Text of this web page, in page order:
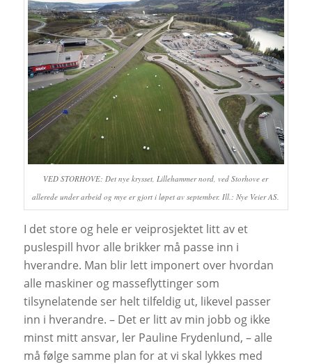
VED STORHOVE: Det nye krysset, Lillehammer nord, ved Storhove er
allerede under arbeid og mye er gjort i løpet av september. Ill.: Nye Veier AS.
I det store og hele er veiprosjektet litt av et
puslespill hvor alle brikker må passe inn i
hverandre. Man blir lett imponert over hvordan
alle maskiner og masseflyttinger som
tilsynelatende ser helt tilfeldig ut, likevel passer
inn i hverandre. – Det er litt av min jobb og ikke
minst mitt ansvar, ler Pauline Frydenlund, – alle
må følge samme plan for at vi skal lykkes med